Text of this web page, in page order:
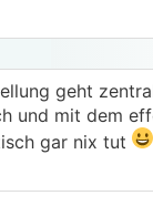
geht
und mit dem
gar nix tut